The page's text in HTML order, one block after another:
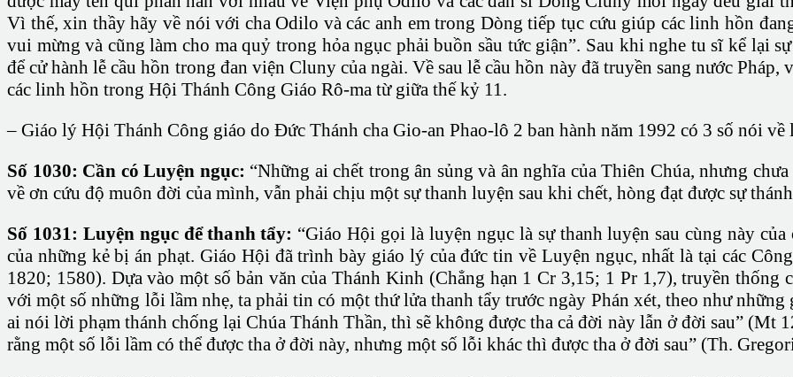
Vì thế, xin thầy hãy về nói với cha Odilo và các anh em trong Dòng tiếp tục cứu giúp các linh hồn
vui mừng và cũng làm cho ma quỷ trong hỏa ngục phải buồn sầu tức giận”. Sau khi nghe tu sĩ kể lại
để cử hành lễ cầu hồn trong đan viện Cluny của ngài. Về sau lễ cầu hồn này đã truyền sang nước
các linh hồn trong Hội Thánh Công Giáo Rô-ma từ giữa thế kỷ 11.
– Giáo lý Hội Thánh Công giáo do Đức Thánh cha Gio-an Phao-lô 2 ban hành năm 1992 có 3 số nói về
Số 1030: Cần có Luyện ngục: “Những ai chết trong ân sủng và ân nghĩa của Thiên Chúa, nhưng
về ơn cứu độ muôn đời của mình, vẫn phải chịu một sự thanh luyện sau khi chết, hòng đạt được sự
Số 1031: Luyện ngục để thanh tẩy: “Giáo Hội gọi là luyện ngục là sự thanh luyện sau cùng này
của những kẻ bị án phạt. Giáo Hội đã trình bày giáo lý của đức tin về Luyện ngục, nhất là tại các
1820; 1580). Dựa vào một số bản văn của Thánh Kinh (Chẳng hạn 1 Cr 3,15; 1 Pr 1,7), truyền
với một số những lỗi lầm nhẹ, ta phải tin có một thứ lửa thanh tẩy trước ngày Phán xét, theo như
ai nói lời phạm thánh chống lại Chúa Thánh Thần, thì sẽ không được tha cả đời này lẫn ở đời sau” (Mt
rằng một số lỗi lầm có thể được tha ở đời này, nhưng một số lỗi khác thì được tha ở đời sau” (Th.